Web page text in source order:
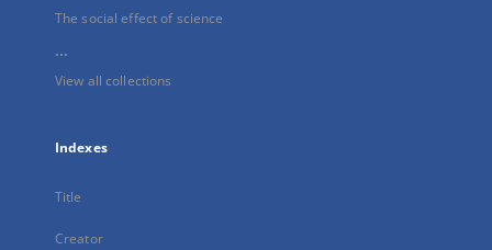
The social effect of science
...
View all collections
Indexes
Title
Creator